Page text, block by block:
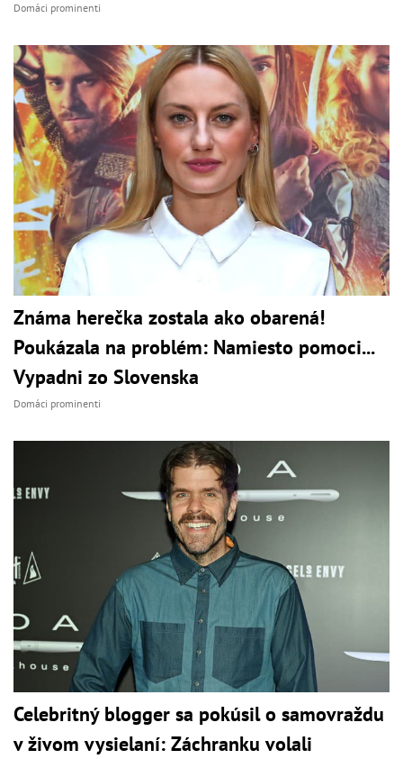
Domáci prominenti
Známa herečka zostala ako obarená!
Poukázala na problém: Namiesto pomoci...
Vypadni zo Slovenska
Domáci prominenti
Celebritný blogger sa pokúsil o samovraždu
v živom vysielaní: Záchranku volali